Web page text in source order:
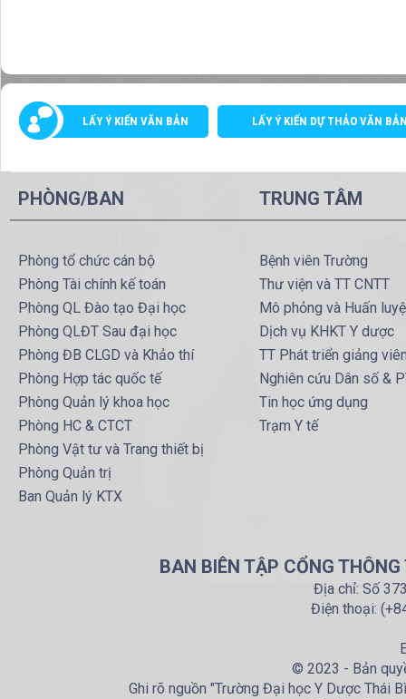
LẤY Ý KIẾN VĂN BẢN LẤY Ý KIẾN DỰ THẢO VĂN
PHÒNG/BAN
Phòng tổ chức cán bộ
Phòng Tài chính kế toán
Phòng QL Đào tạo Đại học
Phòng QLĐT Sau đại học
Phòng ĐB CLGD và Khảo thí
Phòng Hợp tác quốc tế
Phòng Quản lý khoa học
Phòng HC & CTCT
Phòng Vật tư và Trang thiết bị
Phòng Quản trị
Ban Quản lý KTX
TRUNG TÂM
Bệnh viên Trường
Thư viện và TT CNTT
Mô phỏng và Huấn
Dịch vụ KHKT Y dược
TT Phát triển giảng
Nghiên cứu Dân số &
Tin học ứng dụng
Trạm Y tế
BAN BIÊN TẬP CỔNG
Địa chỉ: Số
Điện thoại:
© 2023 - Bản
Ghi rõ nguồn "Trường Đại học Y Dược Thái